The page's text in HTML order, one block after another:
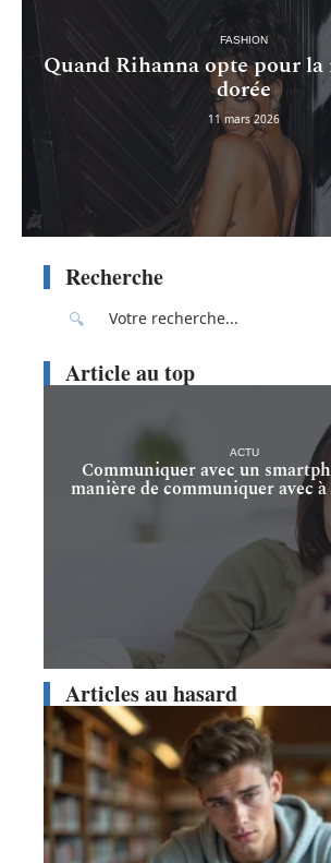
FASHION
Quand Rihanna opte pour la
dorée
11 mars 2026
Recherche
Article au top
ACTU
Communiquer avec un
manière de communiquer avec
Articles au hasard